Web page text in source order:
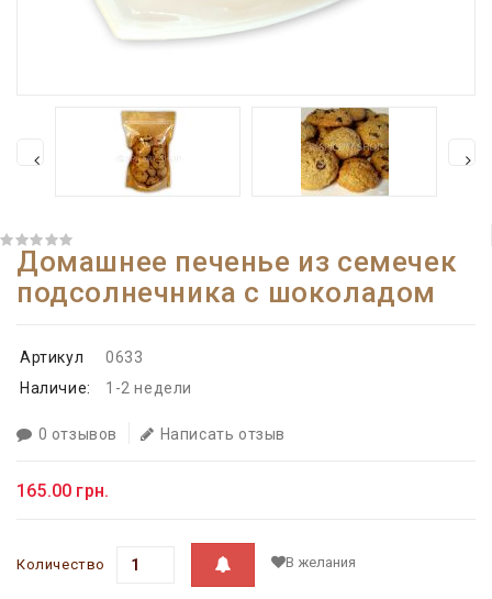
Домашнее печенье из семечек
подсолнечника с шоколадом
Артикул
0633
Наличие:
1-2 недели
0 отзывов Написать отзыв
165.00 грн.
Количество В желания